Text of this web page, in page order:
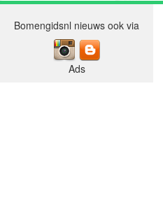
.
Bomengidsnl nieuws ook via
Ads